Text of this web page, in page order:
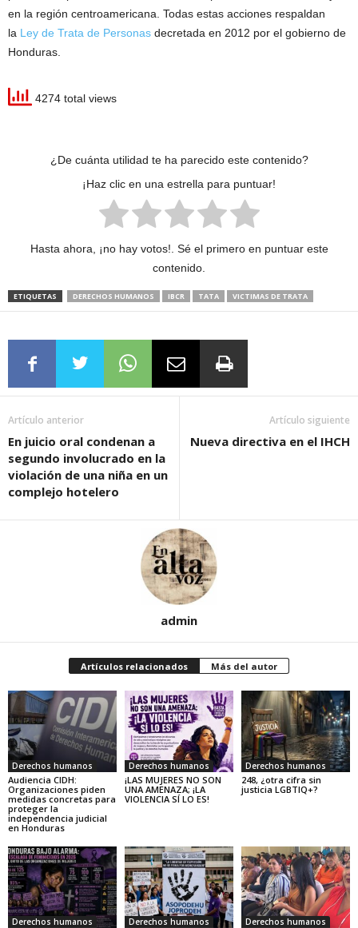
en la región centroamericana. Todas estas acciones respaldan
la Ley de Trata de Personas decretada en 2012 por el gobierno de
Honduras.
4274 total views
¿De cuánta utilidad te ha parecido este contenido?
¡Haz clic en una estrella para puntuar!
Hasta ahora, ¡no hay votos!. Sé el primero en puntuar este
contenido.
ETIQUETAS DERECHOS HUMANOS IBCR TATA VICTIMAS DE TRATA
Artículo anterior
En juicio oral condenan a
segundo involucrado en la
violación de una niña en un
complejo hotelero
Artículo siguiente
Nueva directiva en el IHCH
admin
Artículos relacionados Más del autor
Derechos humanos
Audiencia CIDH:
Organizaciones piden
medidas concretas para
proteger la
independencia judicial
en Honduras
Derechos humanos
¡LAS MUJERES NO SON
UNA AMENAZA; ¡LA
VIOLENCIA SÍ LO ES!
Derechos humanos
248, ¿otra cifra sin
justicia LGBTIQ+?
Derechos humanos Derechos humanos Derechos humanos